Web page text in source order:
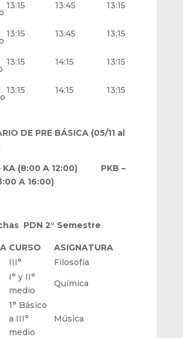
13:15 13:45 13:15
13:15 13:45 13:15
13:15 14:15 13:15
13:15 14:15 13:15
DE PRE BÁSICA (05/11 al
KA (8:00 A 12:00) PKB –
A 16:00)
PDN 2° Semestre
CURSO
ASIGNATURA
III°
Filosofía
I° y II°
medio
Química
1° Básico
a III°
medio
Música